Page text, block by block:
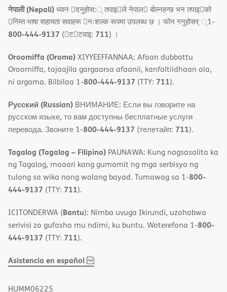
नेपाली (Nepali)ध्यान 􀇑दनुहोस:् तपाइ􀉍ले नेपाल􀈣 बोल्नहन्छ भन तपाइ􀉍को
􀇓निम्त भाषा सहायता सवाहरू 􀇓नःशल्क रूपमा उपलब्ध छ । फोन गनुहोसर् ्1-
800-444-9137 (􀇑ट􀇑टवाइ: 711) ।
Oroomiffa (Oromo)XIYYEEFFANNAA: Afaan dubbattu
Oroomiffa, tajaajila gargaarsa afaanii, kanfaltiidhaan ala,
ni argama. Bilbilaa 1-800-444-9137 (TTY: 711).
Русский (Russian) ВНИМАНИЕ: Если вы говорите на
русском языке, то вам доступны бесплатные услуги
перевода. Звоните 1-800-444-9137 (телетайп: 711).
Tagalog (Tagalog – Filipino) PAUNAWA: Kung nagsasalita ka
ng Tagalog, maaari kang gumamit ng mga serbisyo ng
tulong sa wika nang walang bayad. Tumawag sa 1-800-
444-9137 (TTY: 711).
ICITONDERWA (Bantu): Nimba uvuga Ikirundi, uzohabwa
serivisi zo gufasha mu ndimi, ku buntu. Woterefona 1-800-
444-9137 (TTY: 711).
Asistencia en español,
(opens
HUMM06225